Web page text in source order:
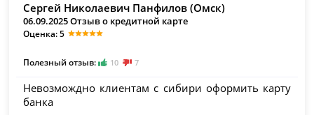
Сергей Николаевич Панфилов (Омск)
06.09.2025 Отзыв о кредитной карте
Оценка: 5
Полезный отзыв: 10 7
Невозмождно клиентам с сибири оформить карту
банка